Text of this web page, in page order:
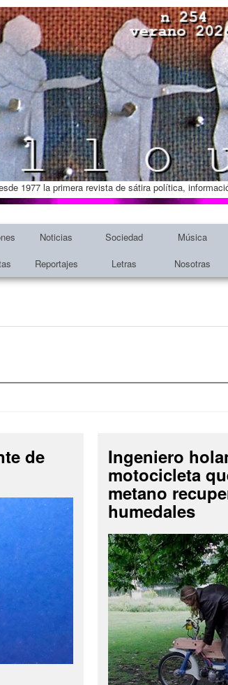
1977 la primera revista de sátira política,
Noticias Sociedad Música
Reportajes Letras Nosotras
de Ingeniero
motocicleta
metano
humedales